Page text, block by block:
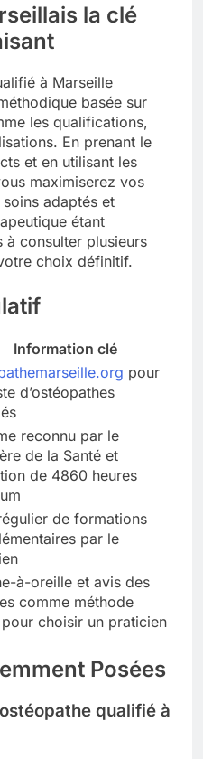
la clé
à Marseille
basée sur
les qualifications,
En prenant le
et en utilisant les
maximiserez vos
adaptés et
étant
à consulter plusieurs
choix définitif.
Information clé
pour
d’ostéopathes
reconnu par le
de la Santé et
de 4860 heures
de formations
par le
à-oreille et avis des
comme méthode
choisir un praticien
Posées
qualifié à